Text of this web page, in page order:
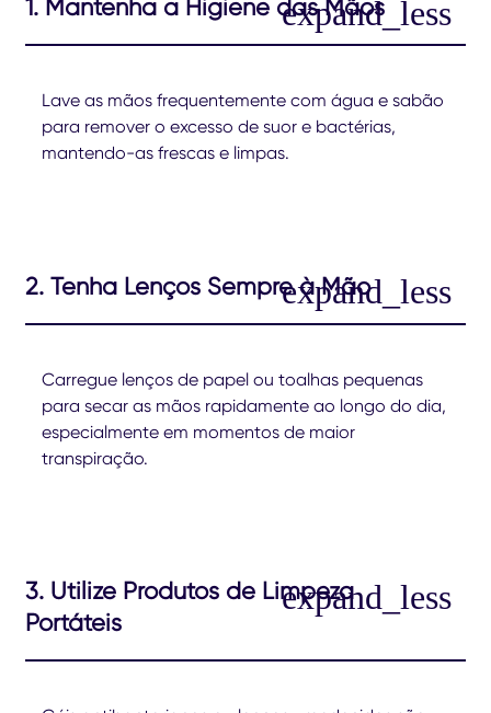
1. Mantenha a Higiene das Mãos
Lave as mãos frequentemente com água e sabão
para remover o excesso de suor e bactérias,
mantendo-as frescas e limpas.
2. Tenha Lenços Sempre à Mão
Carregue lenços de papel ou toalhas pequenas
para secar as mãos rapidamente ao longo do dia,
especialmente em momentos de maior
transpiração.
3. Utilize Produtos de Limpeza
Portáteis